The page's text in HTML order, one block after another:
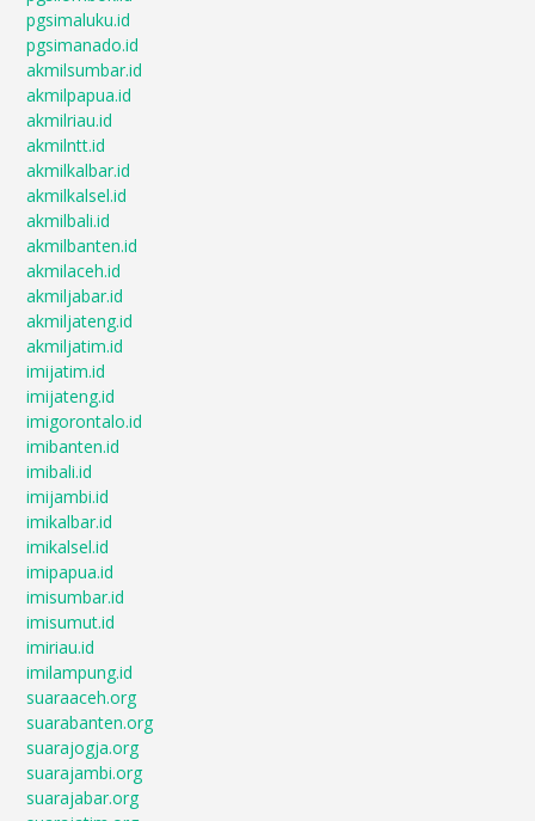
pgsimaluku.id
pgsimanado.id
akmilsumbar.id
akmilpapua.id
akmilriau.id
akmilntt.id
akmilkalbar.id
akmilkalsel.id
akmilbali.id
akmilbanten.id
akmilaceh.id
akmiljabar.id
akmiljateng.id
akmiljatim.id
imijatim.id
imijateng.id
imigorontalo.id
imibanten.id
imibali.id
imijambi.id
imikalbar.id
imikalsel.id
imipapua.id
imisumbar.id
imisumut.id
imiriau.id
imilampung.id
suaraaceh.org
suarabanten.org
suarajogja.org
suarajambi.org
suarajabar.org